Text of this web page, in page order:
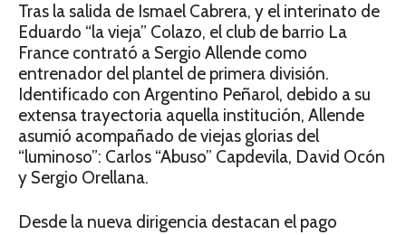
Tras la salida de Ismael Cabrera, y el interinato de
Eduardo “la vieja” Colazo, el club de barrio La
France contrató a Sergio Allende como
entrenador del plantel de primera división.
Identificado con Argentino Peñarol, debido a su
extensa trayectoria aquella institución, Allende
asumió acompañado de viejas glorias del
“luminoso”: Carlos “Abuso” Capdevila, David Ocón
y Sergio Orellana.
Desde la nueva dirigencia destacan el pago